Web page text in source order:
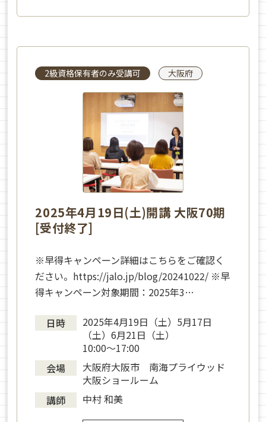
2級資格保有者のみ受講可 大阪府
2025年4月19日(土)開講 大阪70期
[受付終了]
※早得キャンペーン詳細はこちらをご確認く
ださい。https://jalo.jp/blog/20241022/ ※早
得キャンペーン対象期間：2025年3…
日時
2025年4月19日（土）5月17日
（土）6月21日（土）
10:00～17:00
会場
大阪府大阪市 南海プライウッド
大阪ショールーム
講師
中村 和美